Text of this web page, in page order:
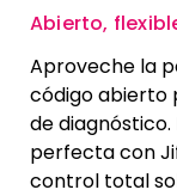
Abierto,
Aproveche la
código abierto
de
perfecta con
control total